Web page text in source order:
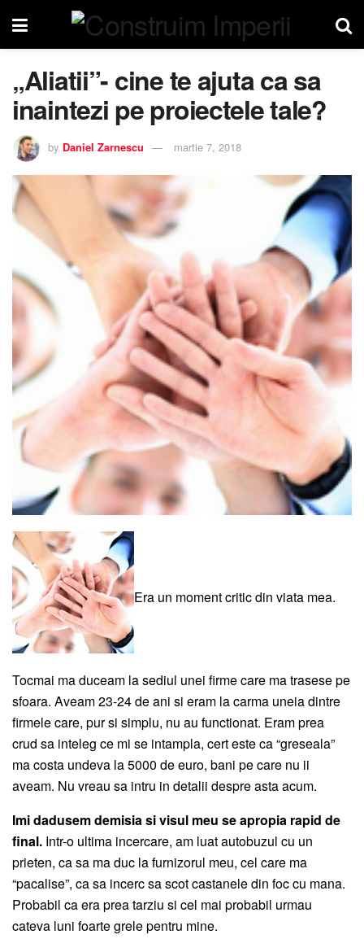
„Aliatii”- cine te ajuta ca sa
inaintezi pe proiectele tale?
by Daniel Zarnescu martie 7, 2018
Era un moment critic din viata mea.
Tocmai ma duceam la sediul unei firme care ma trasese pe
sfoara. Aveam 23-24 de ani si eram la carma uneia dintre
firmele care, pur si simplu, nu au functionat. Eram prea
crud sa inteleg ce mi se intampla, cert este ca “greseala”
ma costa undeva la 5000 de euro, bani pe care nu ii
aveam. Nu vreau sa intru in detalii despre asta acum.
Imi dadusem demisia si visul meu se apropia rapid de
final. Intr-o ultima incercare, am luat autobuzul cu un
prieten, ca sa ma duc la furnizorul meu, cel care ma
“pacalise”, ca sa incerc sa scot castanele din foc cu mana.
Probabil ca era prea tarziu si cel mai probabil urmau
cateva luni foarte grele pentru mine.